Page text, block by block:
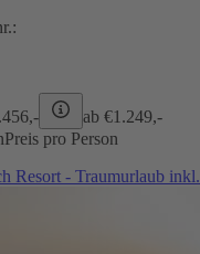
ab €1.249,-
Preis pro Person
Resort - Traumurlaub